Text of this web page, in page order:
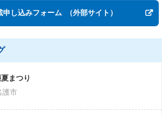
申し込みフォーム （外部サイト）
まつり
護市